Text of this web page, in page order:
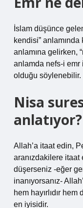
İslam düşünce
kendisi” anlamında
anlamına gelirken,
anlamda nefs-i emr
olduğu söylenebilir.
Nisa
anlatıyor?
Allah’a itaat edin,
aranızdakilere itaat
düşerseniz -eğer
inanıyorsanız-
hem hayırlıdır
en iyisidir.